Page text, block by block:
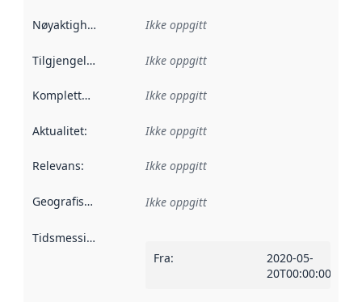
Nøyaktighet Ikke oppgitt
Tilgjengelighet Ikke oppgitt
Kompletthet Ikke oppgitt
Aktualitet: Ikke oppgitt
Relevans: Ikke oppgitt
Geografisk avgrensning :
Ikke oppgitt
Tidsmessig avgrensning
Fra:
2020-05-
20T00:00:00Z